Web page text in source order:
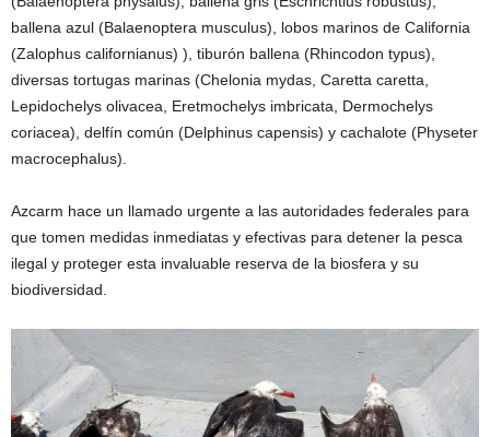
ballena azul (Balaenoptera musculus), lobos marinos de California
(Zalophus californianus) ), tiburón ballena (Rhincodon typus),
diversas tortugas marinas (Chelonia mydas, Caretta caretta,
Lepidochelys olivacea, Eretmochelys imbricata, Dermochelys
coriacea), delfín común (Delphinus capensis) y cachalote (Physeter
macrocephalus).
Azcarm hace un llamado urgente a las autoridades federales para
que tomen medidas inmediatas y efectivas para detener la pesca
ilegal y proteger esta invaluable reserva de la biosfera y su
biodiversidad.